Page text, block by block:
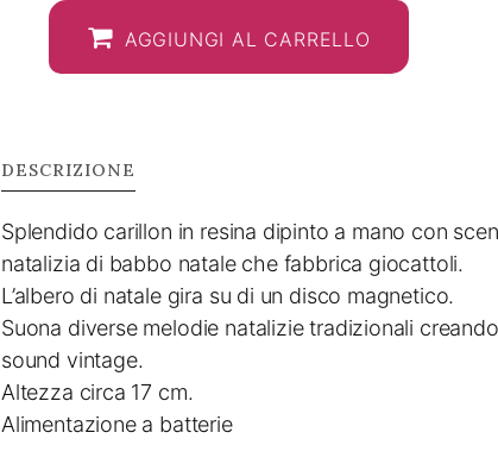
prezzo
originale
65,00€.
prezzo
attuale
60,00€.
AGGIUNGI AL CARRELLO
DESCRIZIONE
Splendido carillon in resina dipinto a mano con
natalizia di babbo natale che fabbrica giocattoli.
L’albero di natale gira su di un disco magnetico.
Suona diverse melodie natalizie tradizionali
sound vintage.
Altezza circa 17 cm.
Alimentazione a batterie